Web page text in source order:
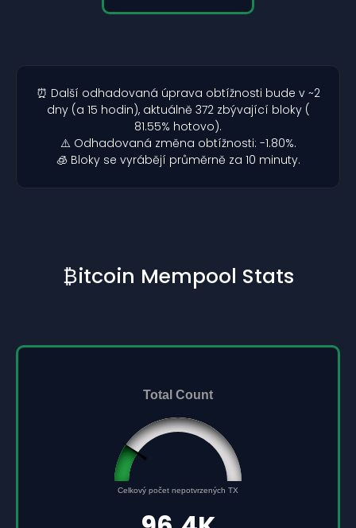
⏰ Další odhadovaná úprava obtížnosti bude v ~2
dny (a 15 hodin), aktuálně 372 zbývající bloky (
81.55% hotovo).
⚠️ Odhadovaná změna obtížnosti: -1.80%.
🧊 Bloky se vyrábějí průměrně za 10 minuty.
₿itcoin Mempool Stats
Total Count
Celkový počet nepotvrzených TX
0 500000